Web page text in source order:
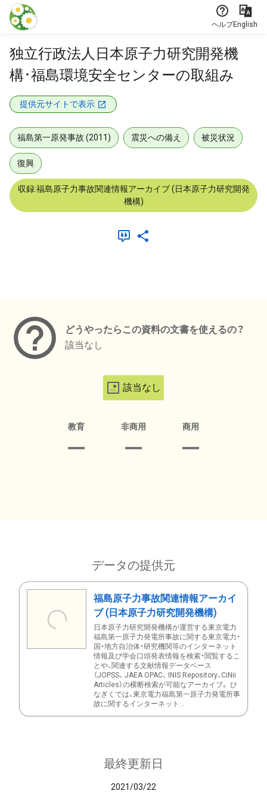
本文に飛ぶ
ヘルプEnglish
独立行政法人日本原子力研究開発機
構･福島環境安全センターの取組み
提供元サイトで表示
福島第一原発事故 (2011) 震災への備え 被災状況
復興
収録:福島原子力事故関連情報アーカイブ (日本原子力研究開発
機構)
どうやったらこの資料の文書を使えるの？
該当なし
該当なし
教育 非商用 商用
データの提供元
福島原子力事故関連情報アーカイ
ブ (日本原子力研究開発機構)
日本原子力研究開発機構が運営する東京電力
福島第一原子力発電所事故に関する東京電力・
国・地方自治体・研究機関等のインターネット
情報及び学会口頭発表情報を検索・閲覧するこ
とや、関連する文献情報データベース
（JOPSS、 JAEA OPAC、 INIS Repository、CiNii
Articles）の横断検索が可能なアーカイブ。 ひ
なぎくでは、東京電力福島第一原子力発電所事
故に関するインターネット...
最終更新日
2021/03/22